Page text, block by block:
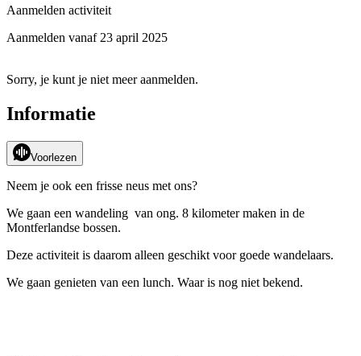
Aanmelden activiteit
Aanmelden vanaf 23 april 2025
Sorry, je kunt je niet meer aanmelden.
Informatie
Voorlezen
Neem je ook een frisse neus met ons?
We gaan een wandeling van ong. 8 kilometer maken in de
Montferlandse bossen.
Deze activiteit is daarom alleen geschikt voor goede wandelaars.
We gaan genieten van een lunch. Waar is nog niet bekend.